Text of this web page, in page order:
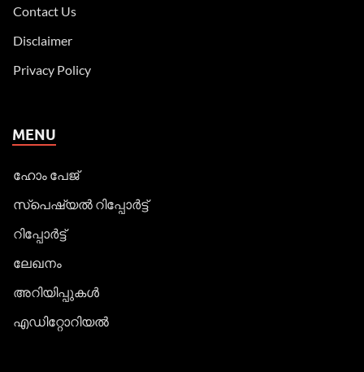
Contact Us
Disclaimer
Privacy Policy
MENU
ഹോം പേജ്
സ്പെഷ്യൽ റിപ്പോര്‍ട്ട്
റിപ്പോര്‍ട്ട്
ലേഖനം
അറിയിപ്പുകള്‍
എഡിറ്റോറിയല്‍